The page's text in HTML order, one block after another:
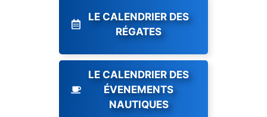
LE CALENDRIER DES
RÉGATES
LE CALENDRIER DES
ÉVENEMENTS
NAUTIQUES